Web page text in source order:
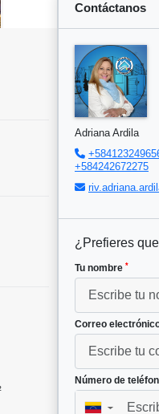
Contáctanos
Adriana Ardila
+584242672275
¿Prefieres
Tu nombre *
Correo
Número de
▼